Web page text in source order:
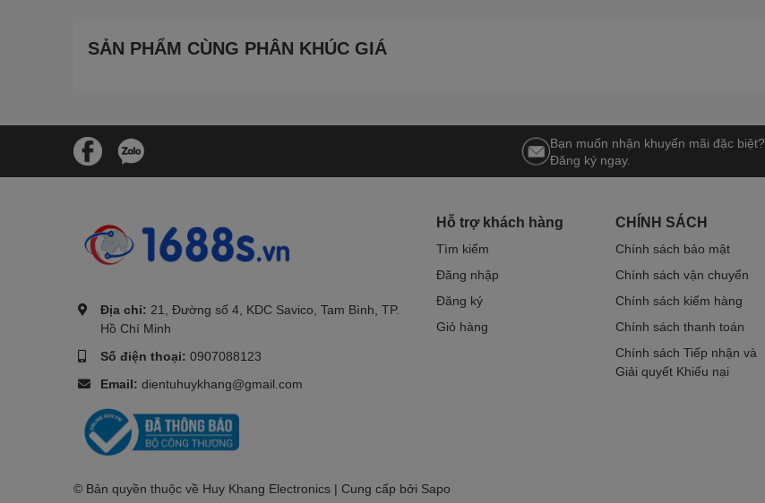
SẢN PHẨM CÙNG PHÂN KHÚC GIÁ
Bạn muốn nhận khuyến mãi đặc biệt?
Đăng ký ngay.
Địa chỉ: 21, Đường số 4, KDC Savico, Tam Bình, TP.
Hồ Chí Minh
Số điện thoại: 0907088123
Email: dientuhuykhang@gmail.com
Hỗ trợ khách hàng
Tìm kiếm
Đăng nhập
Đăng ký
Giỏ hàng
CHÍNH SÁCH
Chính sách bảo mật
Chính sách vận chuyển
Chính sách kiểm hàng
Chính sách thanh toán
Chính sách Tiếp nhận và
Giải quyết Khiếu nại
© Bản quyền thuộc về Huy Khang Electronics | Cung cấp bởi Sapo